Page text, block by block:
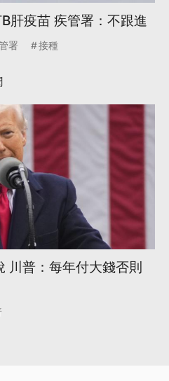
肝疫苗 疾管署：不跟進
署 接種
川普：每年付大錢否則